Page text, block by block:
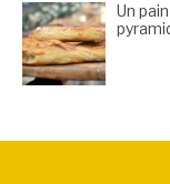
Un